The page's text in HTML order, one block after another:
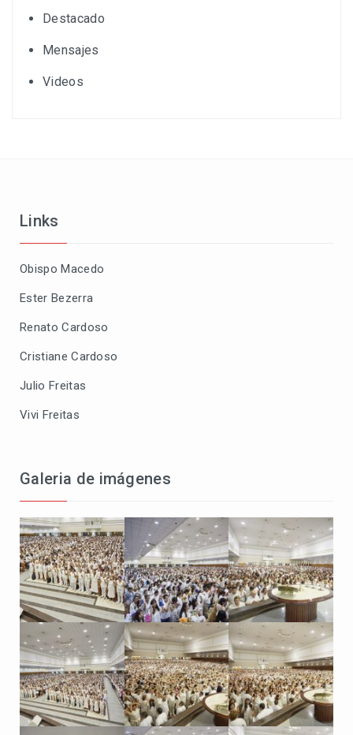
Destacado
Mensajes
Videos
Links
Obispo Macedo
Ester Bezerra
Renato Cardoso
Cristiane Cardoso
Julio Freitas
Vivi Freitas
Galeria de imágenes